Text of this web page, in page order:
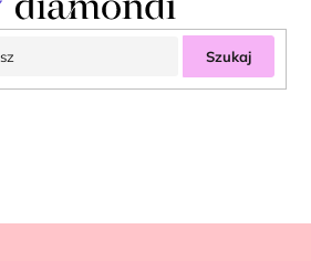
Szukaj